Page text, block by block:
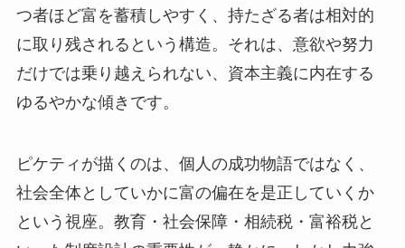
つ者ほど富を蓄積しやすく、持たざる者は相対的
に取り残されるという構造。それは、意欲や努力
だけでは乗り越えられない、資本主義に内在する
ゆるやかな傾きです。
ピケティが描くのは、個人の成功物語ではなく、
社会全体としていかに富の偏在を是正していくか
という視座。教育・社会保障・相続税・富裕税と